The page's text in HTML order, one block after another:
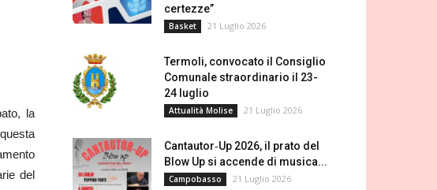
la
del
certezze”
Basket 21 Luglio 2026
Termoli, convocato il Consiglio
Comunale straordinario il 23-
24 luglio
Attualità Molise 21 Luglio 2026
Cantautor‑Up 2026, il prato del
Blow Up si accende di musica...
Campobasso 21 Luglio 2026